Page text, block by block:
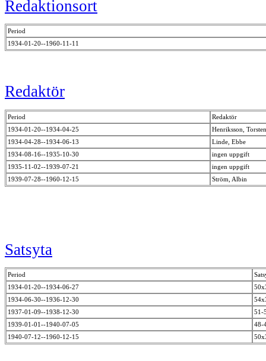
Redaktionsort
Period
1934-01-20--1960-11-11
Redaktör
Period
Redaktör
1934-01-20--1934-04-25
Henriksson,
1934-04-28--1934-06-13
Linde, Ebbe
1934-08-16--1935-10-30
ingen uppgift
1935-11-02--1939-07-21
ingen uppgift
1939-07-28--1960-12-15
Ström, Albin
Satsyta
Period
1934-01-20--1934-06-27
1934-06-30--1936-12-30
1937-01-09--1938-12-30
51-
1939-01-01--1940-07-05
48-
1940-07-12--1960-12-15